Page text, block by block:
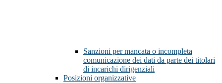
Sanzioni per mancata o incompleta
comunicazione dei dati da parte dei titolari
di incarichi dirigenziali
Posizioni organizzative